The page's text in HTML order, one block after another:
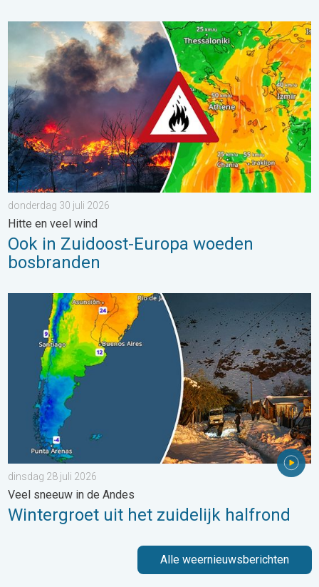
Ook in Zuidoost-Europa woeden bosbranden. Hitte en veel
donderdag 30 juli 2026
Hitte en veel wind
Ook in Zuidoost-Europa woeden
bosbranden
Wintergroet uit het zuidelijk halfrond. Veel sneeuw in de
dinsdag 28 juli 2026
Veel sneeuw in de Andes
Wintergroet uit het zuidelijk halfrond
Alle weernieuwsberichten